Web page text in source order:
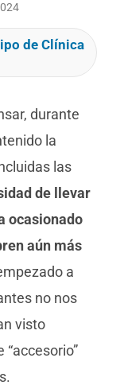
de Clínica
durante
la
las
de llevar
ocasionado
aún más
a
no nos
visto